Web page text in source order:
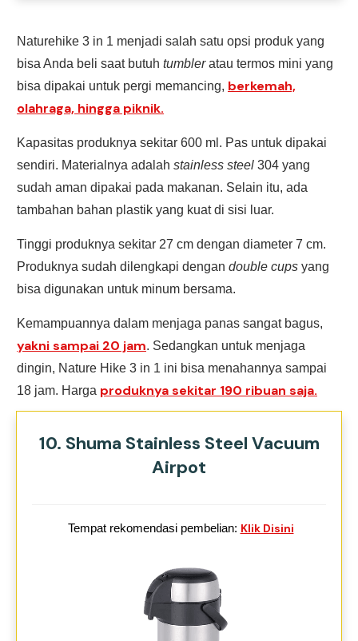
Naturehike 3 in 1 menjadi salah satu opsi produk yang
bisa Anda beli saat butuh tumbleratau termos mini yang
bisa dipakai untuk pergi memancing, berkemah,
olahraga, hingga piknik.
Kapasitas produknya sekitar 600 ml. Pas untuk dipakai
sendiri. Materialnya adalah stainless steel 304 yang
sudah aman dipakai pada makanan. Selain itu, ada
tambahan bahan plastik yang kuat di sisi luar.
Tinggi produknya sekitar 27 cm dengan diameter 7 cm.
Produknya sudah dilengkapi dengan double cups yang
bisa digunakan untuk minum bersama.
Kemampuannya dalam menjaga panas sangat bagus,
yakni sampai 20 jam. Sedangkan untuk menjaga
dingin, Nature Hike 3 in 1 ini bisa menahannya sampai
18 jam. Harga produknya sekitar 190 ribuan saja.
10. Shuma Stainless Steel Vacuum
Airpot
Tempat rekomendasi pembelian: Klik Disini